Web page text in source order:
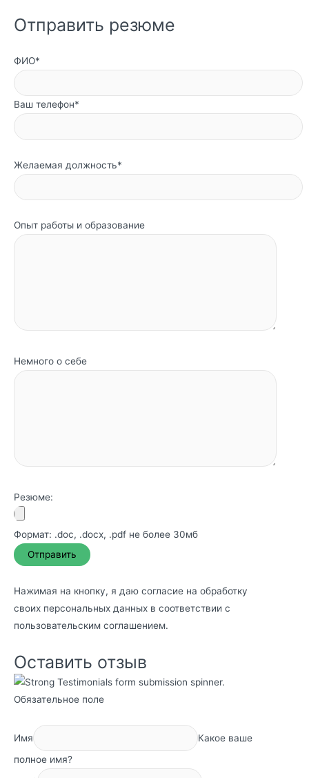
Отправить резюме
ФИО*
Ваш телефон*
Желаемая должность*
Опыт работы и образование
Немного о себе
Резюме:
Формат: .doc, .docx, .pdf не более 30мб
Нажимая на кнопку, я даю согласие на обработку
своих персональных данных в соответствии с
пользовательским соглашением.
Оставить отзыв
Обязательное поле
Имя
Какое ваше
полное имя?